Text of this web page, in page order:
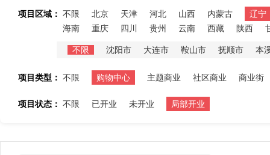
项目区域： 不限 北京 天津 河北 山西 内蒙古
辽宁
海南
重庆 四川 贵州 云南 西藏 陕西
不限 沈阳市 大连市 鞍山市 抚顺市 本
项目类型： 不限 购物中心 主题商业 社区商业 商业街
项目状态： 不限 已开业 未开业 局部开业